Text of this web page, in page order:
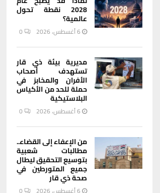
2028 نقطة تحول
عالمية؟
6 أغسطس، 2026 0
مديرية بيئة ذي قار
تستهدف أصحاب
الأفران والمخابز في
حملة للحد من الأكياس
البلاستيكية
6 أغسطس، 2026 0
من الإعفاء إلى القضاء..
مطالبات شعبية
بتوسيع التحقيق ليطال
جميع المتورطين في
صحة ذي قار